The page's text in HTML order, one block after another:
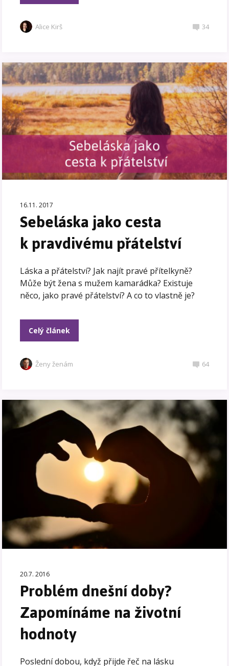
Alice Kirš 34
16.11. 2017
Sebeláska jako cesta
k pravdivému přátelství
Láska a přátelství? Jak najít pravé přítelkyně?
Může být žena s mužem kamarádka? Existuje
něco, jako pravé přátelství? A co to vlastně je?
Celý článek
Ženy ženám 64
20.7. 2016
Problém dnešní doby?
Zapomínáme na životní
hodnoty
Poslední dobou, když přijde řeč na lásku